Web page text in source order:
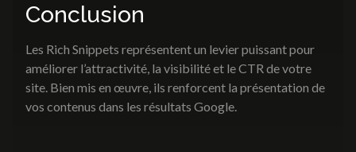
Conclusion
Les Rich Snippets représentent un levier puissant pour
améliorer l’attractivité, la visibilité et le CTR de votre
site. Bien mis en œuvre, ils renforcent la présentation de
vos contenus dans les résultats Google.